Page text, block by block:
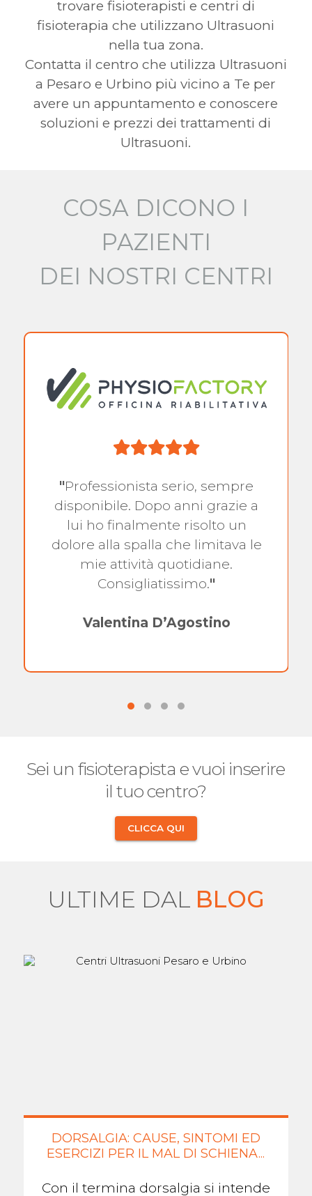
trovare fisioterapisti e centri di
fisioterapia che utilizzano Ultrasuoni
nella tua zona.
Contatta il centro che utilizza Ultrasuoni
a Pesaro e Urbino più vicino a Te per
avere un appuntamento e conoscere
soluzioni e prezzi dei trattamenti di
Ultrasuoni.
COSA DICONO I
PAZIENTI
DEI NOSTRI CENTRI
"Professionista serio, sempre
disponibile. Dopo anni grazie a
lui ho finalmente risolto un
dolore alla spalla che limitava le
mie attività quotidiane.
Consigliatissimo."
Valentina D’Agostino
Sei un fisioterapista e vuoi inserire
il tuo centro?
CLICCA QUI
ULTIME DAL BLOG
DORSALGIA: CAUSE, SINTOMI ED
ESERCIZI PER IL MAL DI SCHIENA...
Con il termina dorsalgia si intende